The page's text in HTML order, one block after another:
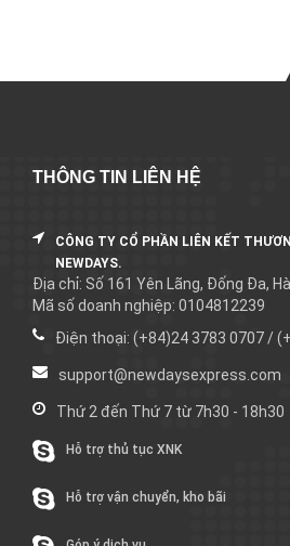
THÔNG TIN LIÊN HỆ
CÔNG TY CỔ PHẦN LIÊN KẾT
NEWDAYS.
Địa chỉ: Số 161 Yên Lãng, Đống Đa, Hà
Mã số doanh nghiệp: 0104812239
Điện thoại: (+84)24 3783 0707 /
support@newdaysexpress.com
Thứ 2 đến Thứ 7 từ 7h30 - 18h30
Hỗ trợ thủ tục XNK
Hỗ trợ vận chuyển, kho bãi